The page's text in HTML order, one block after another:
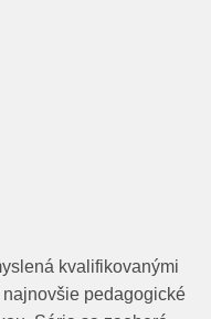
kvalifikovanými
pedagogické